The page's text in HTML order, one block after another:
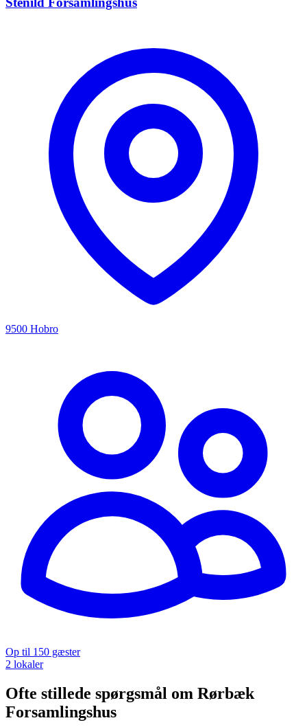
9500 Hobro
Op til 150 gæster
2 lokaler
Ofte stillede spørgsmål om Rørbæk
Forsamlingshus